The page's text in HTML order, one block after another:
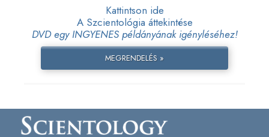
Kattintson ide
A Szcientológia áttekintése
DVD egy INGYENES példányának igényléséhez!
MEGRENDELÉS »